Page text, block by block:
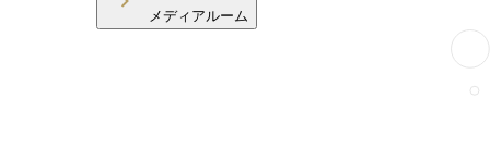
メディアルーム